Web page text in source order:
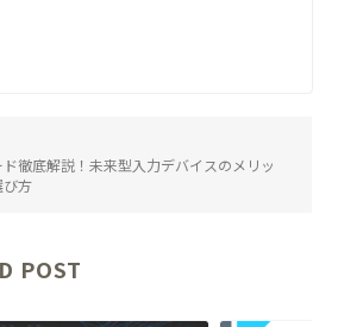
徹底解説！未来型入力デバイスのメリッ
び方
POST